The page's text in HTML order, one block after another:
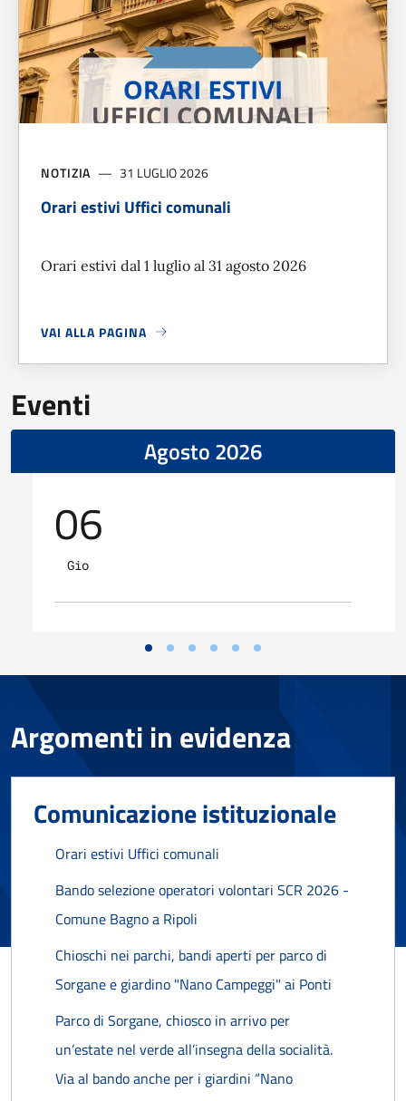
NOTIZIA 31 LUGLIO 2026
Orari estivi Uffici comunali
Orari estivi dal 1 luglio al 31 agosto 2026
VAI ALLA PAGINA
A PROPOSITO DIORARI ESTIVI UFFICI COMUNALI
Eventi
Agosto 2026
06
Gio
Argomenti in evidenza
Comunicazione istituzionale
Orari estivi Uffici comunali
Bando selezione operatori volontari SCR 2026 -
Comune Bagno a Ripoli
Chioschi nei parchi, bandi aperti per parco di
Sorgane e giardino "Nano Campeggi" ai Ponti
Parco di Sorgane, chiosco in arrivo per
un’estate nel verde all’insegna della socialità.
Via al bando anche per i giardini “Nano